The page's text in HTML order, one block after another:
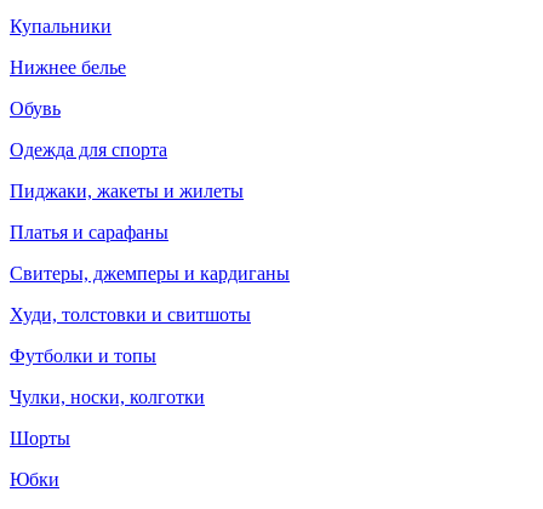
Купальники
Нижнее белье
Обувь
Одежда для спорта
Пиджаки, жакеты и жилеты
Платья и сарафаны
Свитеры, джемперы и кардиганы
Худи, толстовки и свитшоты
Футболки и топы
Чулки, носки, колготки
Шорты
Юбки